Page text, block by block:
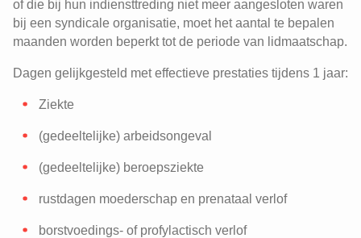
of die bij hun indiensttreding niet meer aangesloten waren
bij een syndicale organisatie, moet het aantal te bepalen
maanden worden beperkt tot de periode van lidmaatschap.
Dagen gelijkgesteld met effectieve prestaties tijdens 1 jaar:
Ziekte
(gedeeltelijke) arbeidsongeval
(gedeeltelijke) beroepsziekte
rustdagen moederschap en prenataal verlof
borstvoedings- of profylactisch verlof